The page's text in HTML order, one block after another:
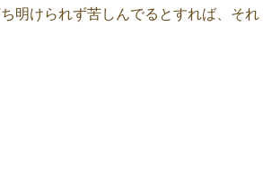
明けられず苦しんでるとすれば、それ